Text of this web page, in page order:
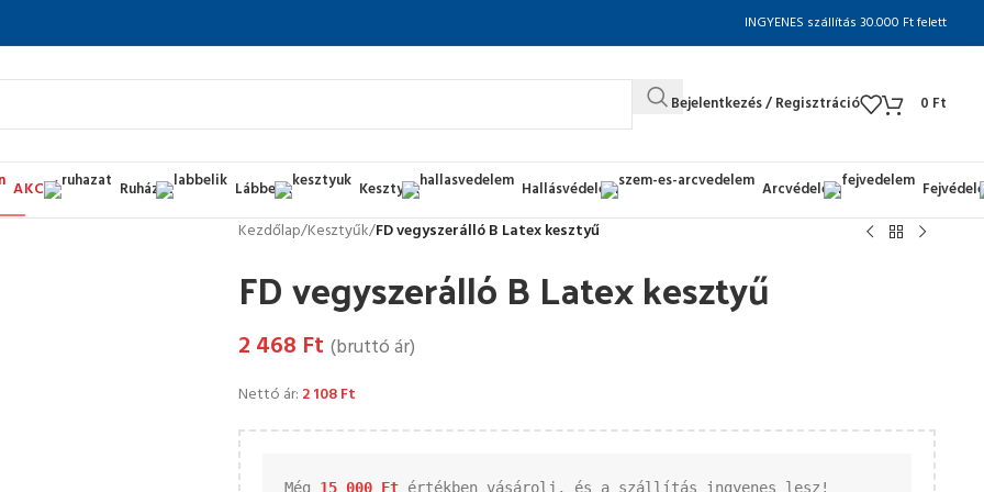
INGYENES szállítás 30.000 Ft felett
Bejelentkezés / Regisztráció 0 Ft
AKCIÓ Ruházat Lábbelik Kesztyűk Hallásvédelem Arcvédelem
Kezdőlap/Kesztyűk/FD vegyszerálló B Latex kesztyű
FD vegyszerálló B Latex kesztyű
2 468 Ft (bruttó ár)
Nettó ár: 2 108Ft
Még 15 000 Ft értékben vásárolj, és a szállítás ingyenes lesz!